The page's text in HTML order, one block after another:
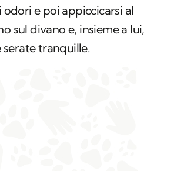
odori e poi appiccicarsi al
sul divano e, insieme a lui,
tranquille.